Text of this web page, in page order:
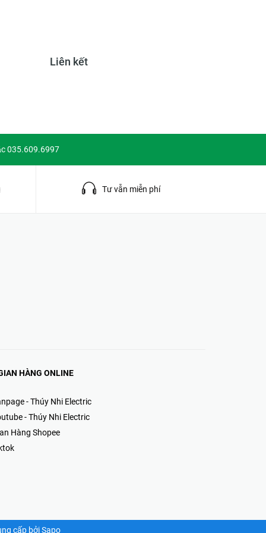
Liên kết
035.609.6997
Tư vẫn miễn phí